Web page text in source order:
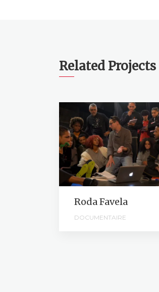
Related Projects
Roda Favela
DOCUMENTAIRE